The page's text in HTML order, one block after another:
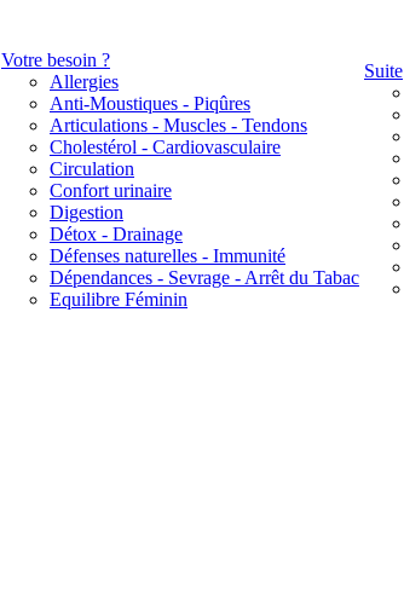
Votre besoin ?
Allergies
Anti-Moustiques - Piqûres
Articulations - Muscles - Tendons
Cholestérol - Cardiovasculaire
Circulation
Confort urinaire
Digestion
Détox - Drainage
Défenses naturelles - Immunité
Dépendances - Sevrage - Arrêt du Tabac
Equilibre Féminin
Suite